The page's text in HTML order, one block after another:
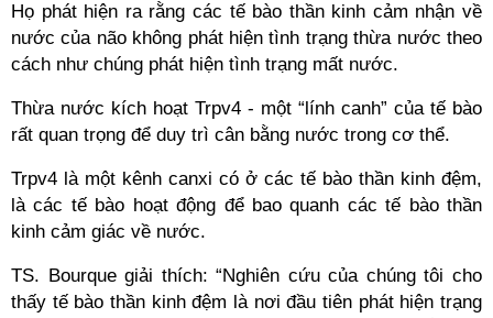
Họ phát hiện ra rằng các tế bào thần kinh cảm nhận về
nước của não không phát hiện tình trạng thừa nước theo
cách như chúng phát hiện tình trạng mất nước.
Thừa nước kích hoạt Trpv4 - một “lính canh” của tế bào
rất quan trọng để duy trì cân bằng nước trong cơ thể.
Trpv4 là một kênh canxi có ở các tế bào thần kinh đệm,
là các tế bào hoạt động để bao quanh các tế bào thần
kinh cảm giác về nước.
TS. Bourque giải thích: “Nghiên cứu của chúng tôi cho
thấy tế bào thần kinh đệm là nơi đầu tiên phát hiện trạng